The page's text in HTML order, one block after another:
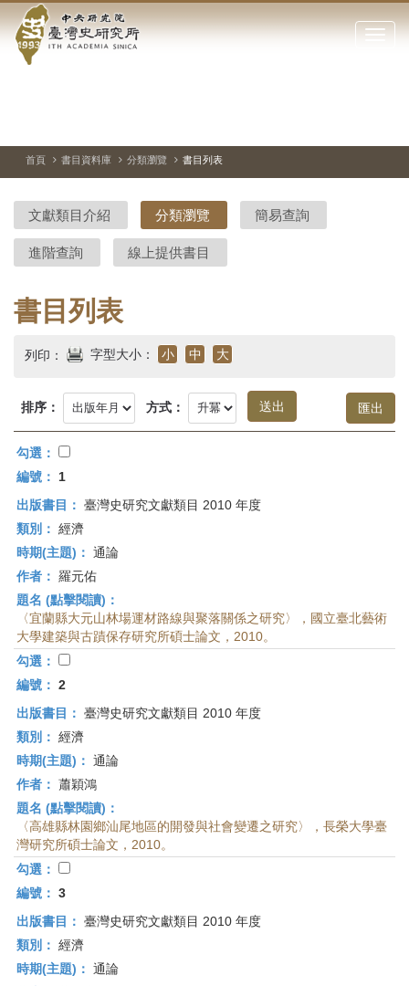
到中
央
院-
臺
灣
史
研
究
首
頁
點
閉
站
停、
圖
圖
結
首頁 書目資料庫 分類瀏覽 書目列表
文獻類目介紹 分類瀏覽 簡易查詢
進階查詢 線上提供書目
書目列表
列印： 字型大小： 小 中 大
排序： 方式：
勾選：
編號：
1
出版書目： 臺灣史研究文獻類目 2010 年度
類別： 經濟
時期(主題)： 通論
作者： 羅元佑
題名 (點擊閱讀)：
〈宜蘭縣大元山林場運材路線與聚落關係之研究〉，國立臺北藝術
大學建築與古蹟保存研究所碩士論文，2010。
勾選：
編號： 2
出版書目： 臺灣史研究文獻類目 2010 年度
類別： 經濟
時期(主題)： 通論
作者： 蕭穎鴻
題名 (點擊閱讀)：
〈高雄縣林園鄉汕尾地區的開發與社會變遷之研究〉，長榮大學臺
灣研究所碩士論文，2010。
勾選：
編號： 3
出版書目： 臺灣史研究文獻類目 2010 年度
類別： 經濟
時期(主題)： 通論